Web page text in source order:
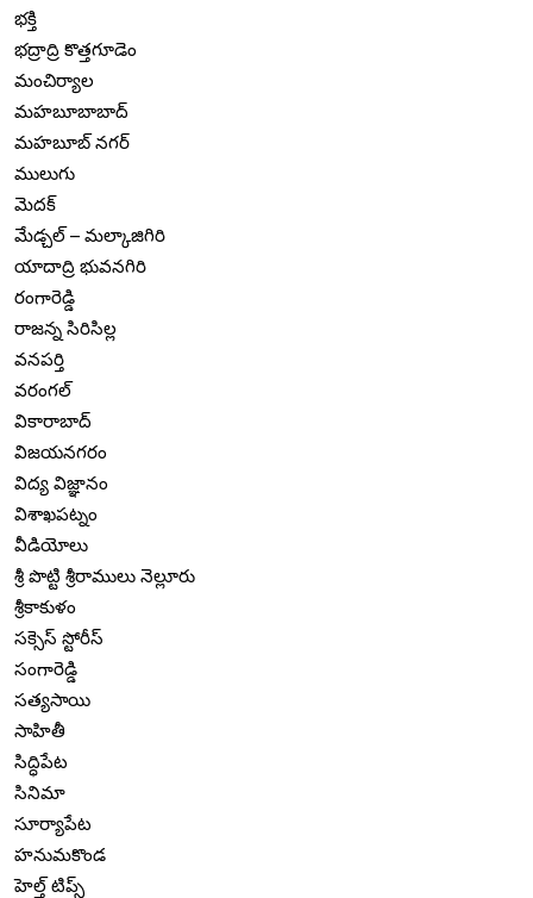
భక్తి
భద్రాద్రి కొత్తగూడెం
మంచిర్యాల
మహబూబాబాద్
మహబూబ్ నగర్
ములుగు
మెదక్
మేడ్చల్ – మల్కాజిగిరి
యాదాద్రి భువనగిరి
రంగారెడ్డి
రాజన్న సిరిసిల్ల
వనపర్తి
వరంగల్
వికారాబాద్
విజయనగరం
విద్య విజ్ఞానం
విశాఖపట్నం
వీడియోలు
శ్రీ పొట్టి శ్రీరాములు నెల్లూరు
శ్రీకాకుళం
సక్సెస్ స్టోరీస్
సంగారెడ్డి
సత్యసాయి
సాహితీ
సిద్ధిపేట
సినిమా
సూర్యాపేట
హనుమకొండ
హెల్త్ టిప్స్